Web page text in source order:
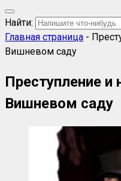
Найти:
Главная страница -
Вишневом саду
Преступление и
Вишневом саду